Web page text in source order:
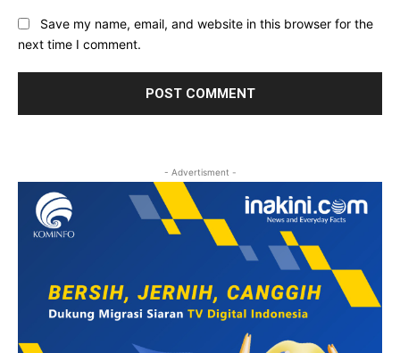
Save my name, email, and website in this browser for the
next time I comment.
- Advertisment -